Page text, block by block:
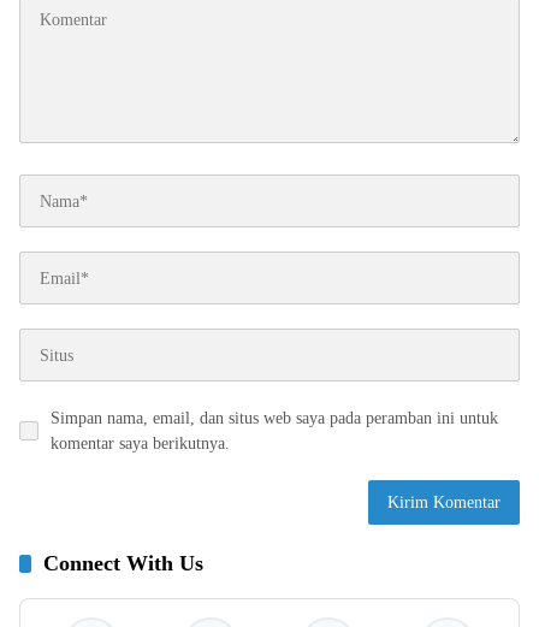
Simpan nama, email, dan situs web saya pada peramban ini untuk
komentar saya berikutnya.
Connect With Us